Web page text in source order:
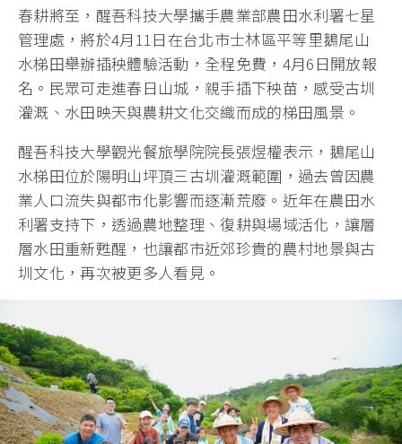
春耕將至，醒吾科技大學攜手農業部農田水利署七星
管理處，將於4月11日在台北市士林區平等里鵝尾山
水梯田舉辦插秧體驗活動，全程免費，4月6日開放報
名。民眾可走進春日山城，親手插下秧苗，感受古圳
灌溉、水田映天與農耕文化交織而成的梯田風景。
醒吾科技大學觀光餐旅學院院長張煜權表示，鵝尾山
水梯田位於陽明山坪頂三古圳灌溉範圍，過去曾因農
業人口流失與都市化影響而逐漸荒廢。近年在農田水
利署支持下，透過農地整理、復耕與場域活化，讓層
層水田重新甦醒，也讓都市近郊珍貴的農村地景與古
圳文化，再次被更多人看見。